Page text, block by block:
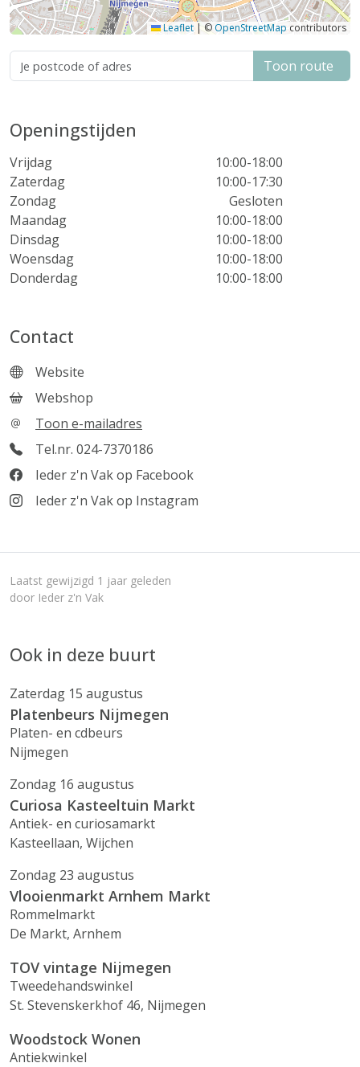
Leaflet | ©OpenStreetMap contributors
Toon route
Openingstijden
Vrijdag
10:00-18:00
Zaterdag
10:00-17:30
Zondag
Gesloten
Maandag
10:00-18:00
Dinsdag
10:00-18:00
Woensdag
10:00-18:00
Donderdag
10:00-18:00
Contact
Website
Webshop
Toon e-mailadres
Tel.nr. 024-7370186
Ieder z'n Vak op Facebook
Ieder z'n Vak op Instagram
Laatst gewijzigd 1 jaar geleden
door Ieder z'n Vak
Ook in deze buurt
Zaterdag 15 augustus
Platenbeurs Nijmegen
Platen- en cdbeurs
Nijmegen
Zondag 16 augustus
Curiosa Kasteeltuin Markt
Antiek- en curiosamarkt
Kasteellaan, Wijchen
Zondag 23 augustus
Vlooienmarkt Arnhem Markt
Rommelmarkt
De Markt, Arnhem
TOV vintage Nijmegen
Tweedehandswinkel
St. Stevenskerkhof 46, Nijmegen
Woodstock Wonen
Antiekwinkel